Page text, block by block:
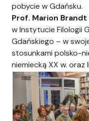
pobycie w Gdańsku.
Prof. Marion Brandt
w Instytucie Filologii
Gdańskiego – w
stosunkami polsko-
niemiecką XX w.